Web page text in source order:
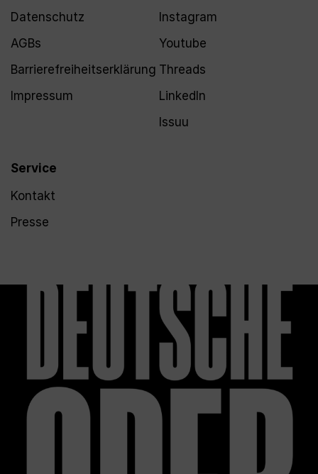
Datenschutz
AGBs
Barrierefreiheitserklärung
Impressum
Service
Kontakt
Presse
Instagram
Youtube
Threads
LinkedIn
Issuu